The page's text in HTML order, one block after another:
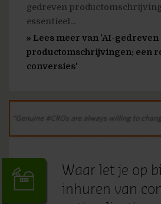
gedreven
essentieel...
» Lees meer van 'AI-gedreven
productomschrijvingen: een
conversies'
Waar let je op
inhuren van